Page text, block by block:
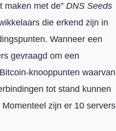
maken met de” DNS Seeds
die erkend zijn in
Wanneer een
gevraagd om een
knooppunten waarvan
tot stand kunnen
zijn er 10 servers